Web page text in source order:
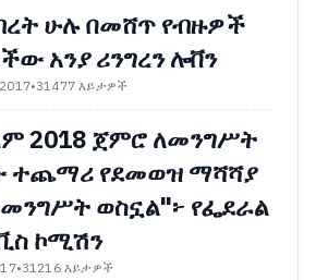
ሁሉ በመሸጥ የብዙዎች
አንያ ሪንግረን ሎቨን
•31477 እይታዎች
2018 ጀምሮ ለመንግሥት
ተጨማሪ የደመወዝ ማሻሻያ
ወስኗል"፦ የፌደራል
ኮሚሽን
•31216 እይታዎች